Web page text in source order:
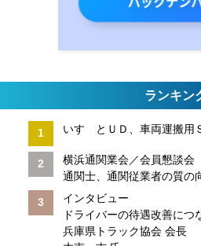
ランキン
いすゞとＵＤ、車両運搬用
横浜通関業会／会員懇談会
通関士、通関従業者の質の
インタビュー
ドライバーの待遇改善につ
兵庫県トラック協会 会長